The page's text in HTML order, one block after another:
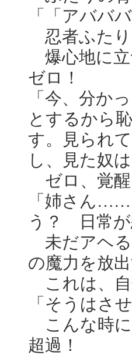
「「アババ
忍者ふたり
爆心地に立
ゼロ！
「今、分か
とするから
す。見られ
し、見た奴
ゼロ、覚
「姉さん……
う？ 日常
未だアヘる
の魔力を放
これは、
「そうはさ
こんな時に
超過！